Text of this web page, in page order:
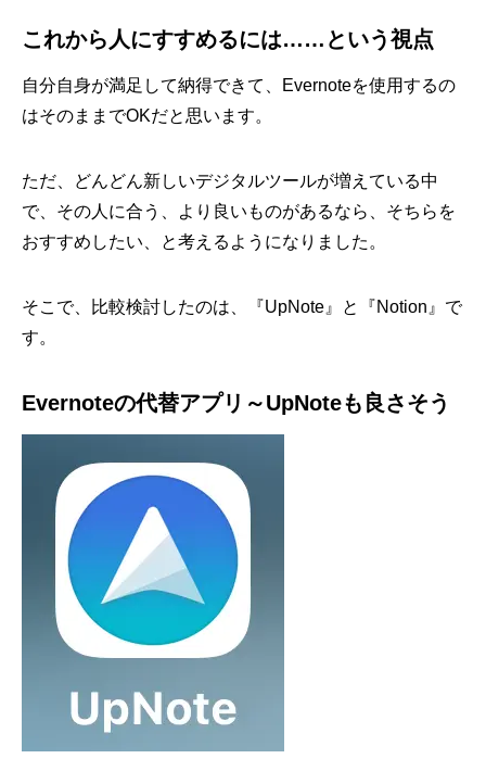
これから人にすすめるには……という視点
自分自身が満足して納得できて、Evernoteを使用するの
はそのままでOKだと思います。
ただ、どんどん新しいデジタルツールが増えている中
で、その人に合う、より良いものがあるなら、そちらを
おすすめしたい、と考えるようになりました。
そこで、比較検討したのは、『UpNote』と『Notion』で
す。
Evernoteの代替アプリ～UpNoteも良さそう